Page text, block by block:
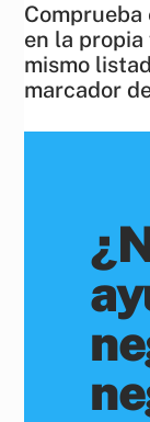
en la
mismo
marcador